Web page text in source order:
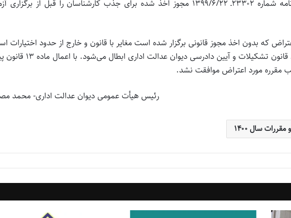
دهیاری‌های کشور نیز به موجب نامه شماره ۲۳۳۰۲ـ ۱۳۹۹/۶/۲۲ مجوز اخذ شده برای جذب کارشناسان را قبل از
که بدون اخذ مجوز قانونی برگزار شده است مغایر با قانون و خارج از حدود اختیارات
مستند به بند ۱ ماده ۱۲ و ماده ۸۸ قانون تشکیلات و آیین دادرسی دیوان
مقرره مورد اعتراض موافقت نشد.
رئیس هیأت عمومی دیوان عدالت اداری- محمد
سال ۱۴۰۰